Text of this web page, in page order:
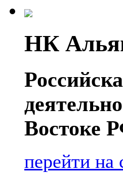
НК
Востоке
перейти на